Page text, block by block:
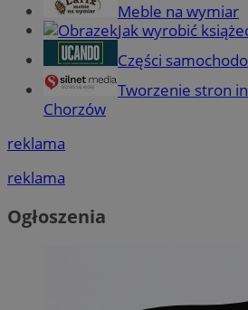
Meble na wymiar
Jak wyrobić
Części
Tworzenie stron
Chorzów
reklama
reklama
Ogłoszenia